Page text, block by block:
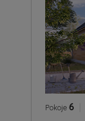
Pokoje 6